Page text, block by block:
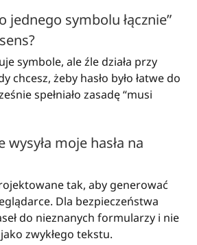
jednego symbolu łącznie”
symbole, ale źle działa przy
chcesz, żeby hasło było łatwe do
spełniało zasadę “musi
wysyła moje hasła na
tak, aby generować
Dla bezpieczeństwa
do nieznanych formularzy i nie
zwykłego tekstu.